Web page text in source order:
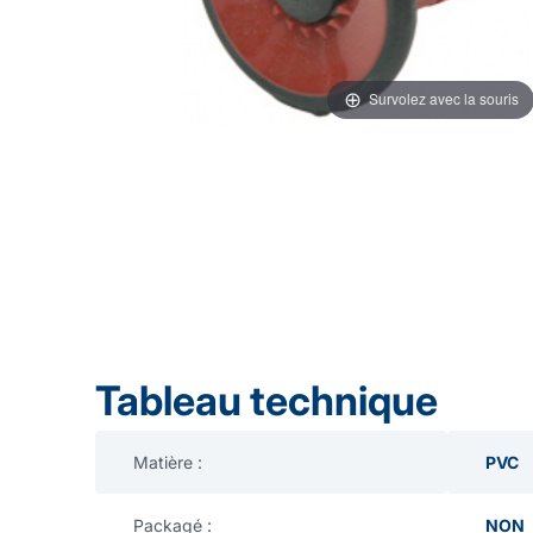
Survolez avec la souris
Tableau technique
Matière : PVC
Packagé : NON